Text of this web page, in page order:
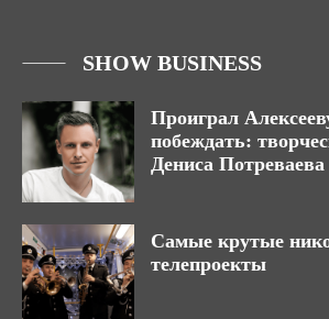
SHOW BUSINESS
Проиграл
побеждать:
Дениса Потреваева
Самые крутые
телепроекты